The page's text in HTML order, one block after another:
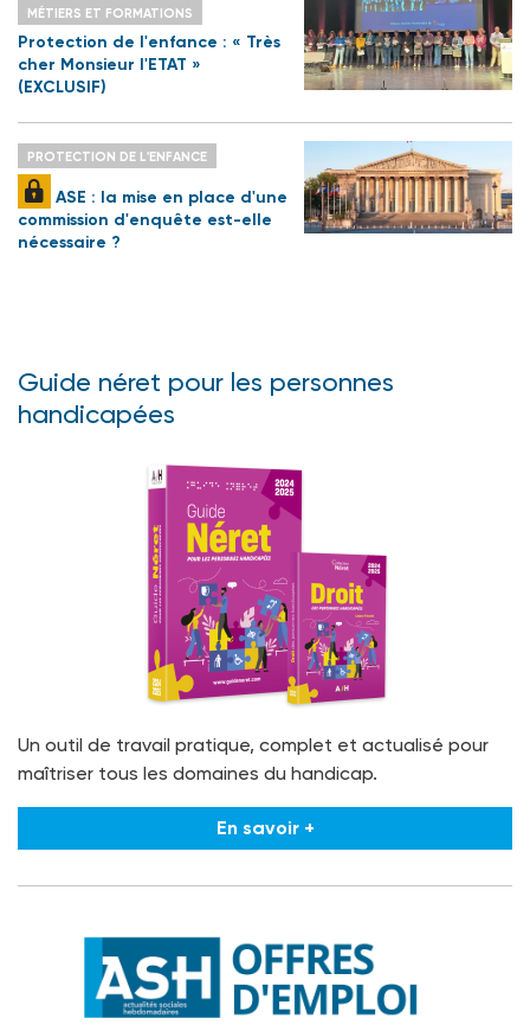
MÉTIERS ET FORMATIONS
Protection de l'enfance : « Très
cher Monsieur l'ETAT »
(EXCLUSIF)
PROTECTION DE L'ENFANCE
ASE : la mise en place d'une
commission d'enquête est-elle
nécessaire ?
Guide néret pour les personnes
handicapées
Un outil de travail pratique, complet et actualisé pour
maîtriser tous les domaines du handicap.
En savoir +